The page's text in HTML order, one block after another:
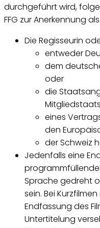
durchgeführt wird,
FFG zur Anerkennung
Die Regisseurin
entweder
dem
oder
die
eines
den
der Schweiz
Jedenfalls eine
Sprache gedreht
sein. Bei
Endfassung des
Untertitelung